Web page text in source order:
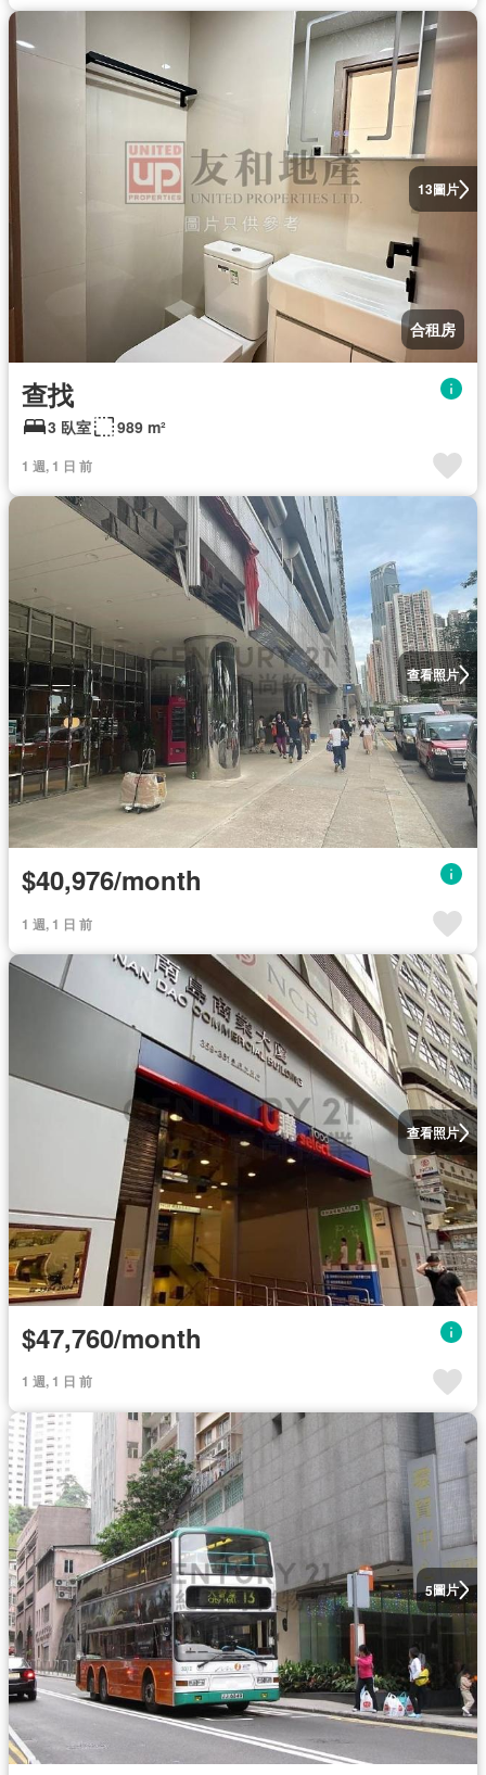
13圖片
合租房
查找
3 臥室 989 m²
1 週, 1 日 前
查看照片
$40,976/month
1 週, 1 日 前
查看照片
$47,760/month
1 週, 1 日 前
5圖片